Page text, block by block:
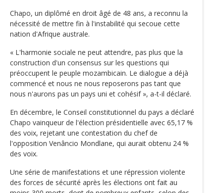
Chapo, un diplômé en droit âgé de 48 ans, a reconnu la
nécessité de mettre fin à l'instabilité qui secoue cette
nation d'Afrique australe.
« L'harmonie sociale ne peut attendre, pas plus que la
construction d'un consensus sur les questions qui
préoccupent le peuple mozambicain. Le dialogue a déjà
commencé et nous ne nous reposerons pas tant que
nous n'aurons pas un pays uni et cohésif », a-t-il déclaré.
En décembre, le Conseil constitutionnel du pays a déclaré
Chapo vainqueur de l'élection présidentielle avec 65,17 %
des voix, rejetant une contestation du chef de
l'opposition Venâncio Mondlane, qui aurait obtenu 24 %
des voix.
Une série de manifestations et une répression violente
des forces de sécurité après les élections ont fait au